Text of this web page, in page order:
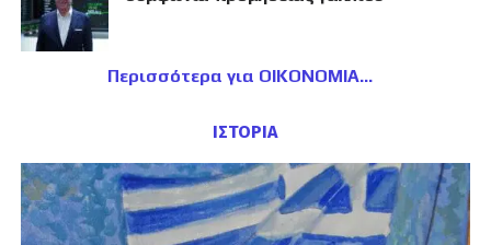
Περισσότερα για ΟΙΚΟΝΟΜΙΑ
ΙΣΤΟΡΙΑ